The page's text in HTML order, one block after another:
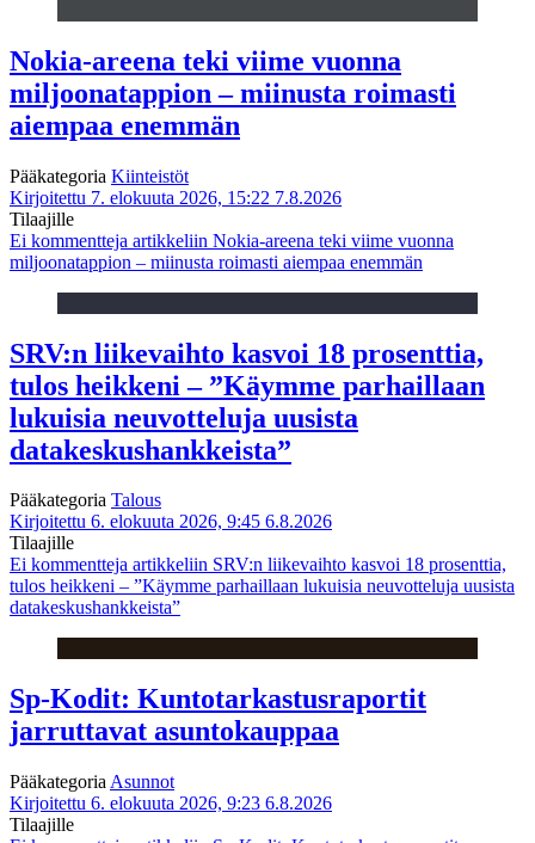
Nokia-areena teki viime vuonna
miljoonatappion – miinusta roimasti
aiempaa enemmän
Pääkategoria Kiinteistöt
Kirjoitettu 7. elokuuta 2026, 15:22 7.8.2026
Tilaajille
Ei kommentteja artikkeliin Nokia-areena teki viime vuonna
miljoonatappion – miinusta roimasti aiempaa enemmän
SRV:n liikevaihto kasvoi 18 prosenttia,
tulos heikkeni – ”Käymme parhaillaan
lukuisia neuvotteluja uusista
datakeskushankkeista”
Pääkategoria Talous
Kirjoitettu 6. elokuuta 2026, 9:45 6.8.2026
Tilaajille
Ei kommentteja artikkeliin SRV:n liikevaihto kasvoi 18 prosenttia,
tulos heikkeni – ”Käymme parhaillaan lukuisia neuvotteluja uusista
datakeskushankkeista”
Sp-Kodit: Kuntotarkastusraportit
jarruttavat asuntokauppaa
Pääkategoria Asunnot
Kirjoitettu 6. elokuuta 2026, 9:23 6.8.2026
Tilaajille